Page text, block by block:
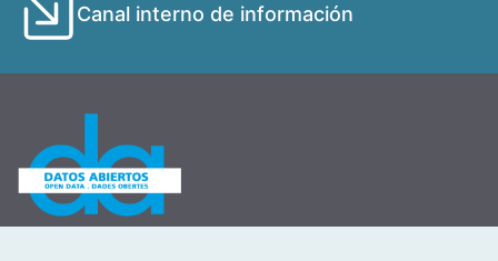
Canal interno de información